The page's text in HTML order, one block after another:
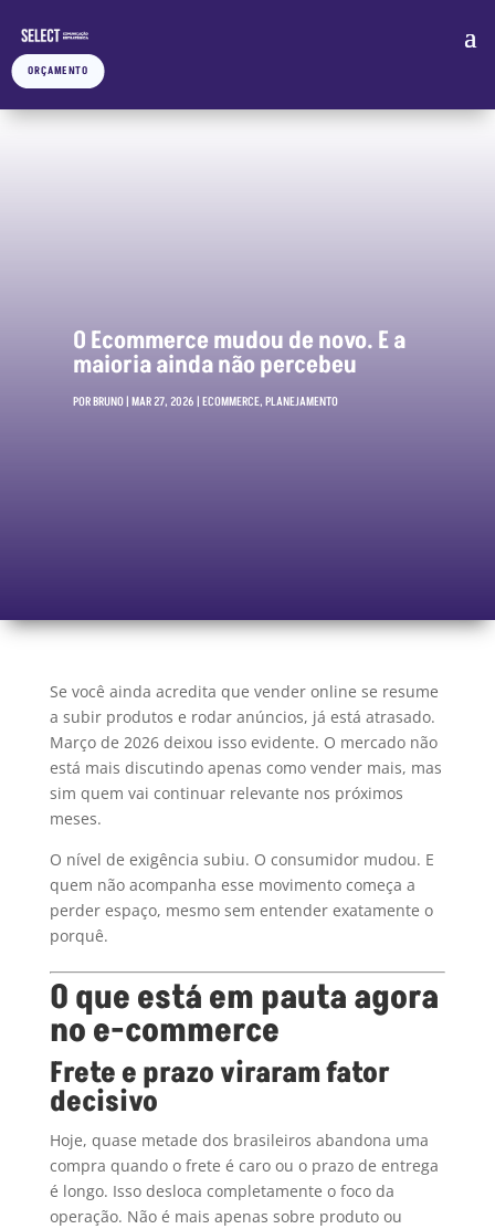
ORÇAMENTO
O Ecommerce mudou de novo. E a
maioria ainda não percebeu
PORBRUNO| MAR 27, 2026 | ECOMMERCE, PLANEJAMENTO
Se você ainda acredita que vender online se resume
a subir produtos e rodar anúncios, já está atrasado.
Março de 2026 deixou isso evidente. O mercado não
está mais discutindo apenas como vender mais, mas
sim quem vai continuar relevante nos próximos
meses.
O nível de exigência subiu. O consumidor mudou. E
quem não acompanha esse movimento começa a
perder espaço, mesmo sem entender exatamente o
porquê.
O que está em pauta agora
no e-commerce
Frete e prazo viraram fator
decisivo
Hoje, quase metade dos brasileiros abandona uma
compra quando o frete é caro ou o prazo de entrega
é longo. Isso desloca completamente o foco da
operação. Não é mais apenas sobre produto ou